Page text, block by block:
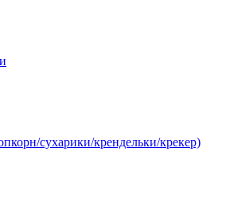
сухарики/крендельки/крекер)